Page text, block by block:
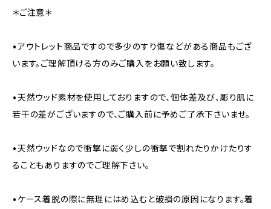
＊ご注意＊
•アウトレット商品ですので多少のすり傷などがある商品もござ
います。ご理解頂ける方のみご購入をお願い致します。
•天然ウッド素材を使用しておりますので、個体差及び、彫り肌に
若干の差がございますので、ご購入前に予めご了承下さいませ。
•天然ウッドなので衝撃に弱く少しの衝撃で割れたりかけたりす
ることもありますのでご理解下さい。
•ケース着脱の際に無理にはめ込むと破損の原因になります。着